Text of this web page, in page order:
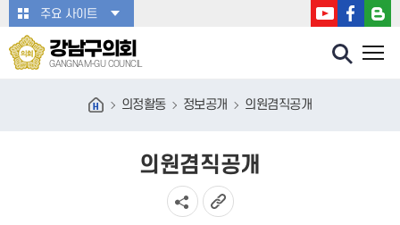
본문바로가기주요 사이트
강남구의회
GANGNAM-GU COUNCIL
의정활동 정보공개 의원겸직공개
의원겸직공개